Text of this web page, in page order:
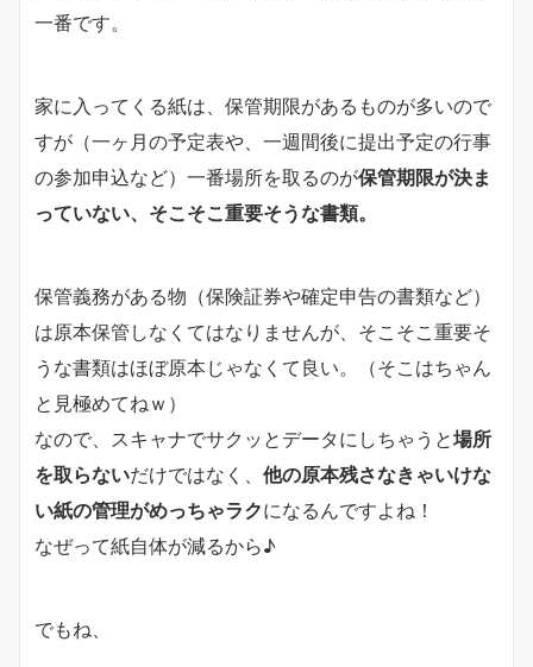
一番です。
家に入ってくる紙は、保管期限があるものが多いので
すが（一ヶ月の予定表や、一週間後に提出予定の行事
の参加申込など）一番場所を取るのが保管期限が決ま
っていない、そこそこ重要そうな書類。
保管義務がある物（保険証券や確定申告の書類など）
は原本保管しなくてはなりませんが、そこそこ重要そ
うな書類はほぼ原本じゃなくて良い。（そこはちゃん
と見極めてねｗ）
なので、スキャナでサクッとデータにしちゃうと場所
を取らないだけではなく、 他の原本残さなきゃいけな
い紙の管理がめっちゃラクになるんですよね！
なぜって紙自体が減るから♪
でもね、